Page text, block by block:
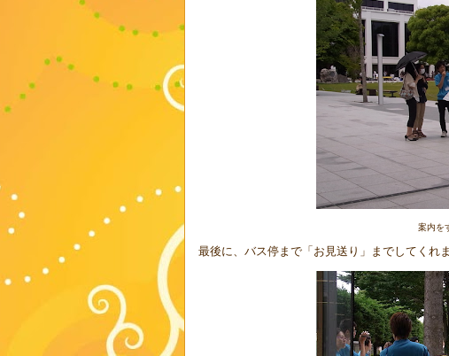
案内を
最後に、バス停まで「お見送り」までしてくれま